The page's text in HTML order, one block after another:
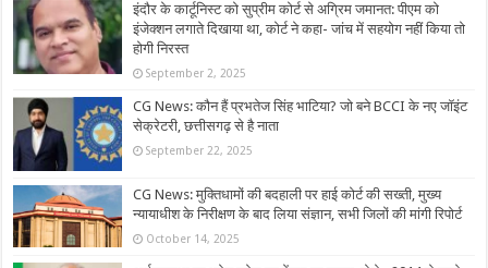
इंदौर के कार्टूनिस्ट को सुप्रीम कोर्ट से अग्रिम जमानत: पीएम को
इंजेक्शन लगाते दिखाया था, कोर्ट ने कहा- जांच में सहयोग नहीं किया तो
होगी निरस्त
September 2, 2025
CG News: कौन हैं प्रभतेज सिंह भाटिया? जो बने BCCI के नए जॉइंट
सेक्रेटरी, छत्तीसगढ़ से है नाता
September 22, 2025
CG News: मुक्तिधामों की बदहाली पर हाई कोर्ट की सख्ती, मुख्य
न्यायाधीश के निरीक्षण के बाद लिया संज्ञान, सभी जिलों की मांगी रिपोर्ट
October 14, 2025